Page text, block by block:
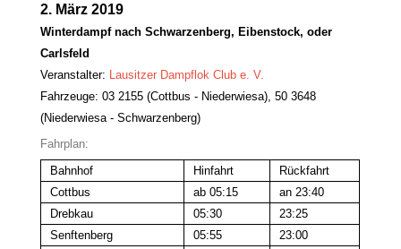
2. März 2019
Winterdampf nach Schwarzenberg, Eibenstock, oder
Carlsfeld
Veranstalter: Lausitzer Dampflok Club e. V.
Fahrzeuge: 03 2155 (Cottbus - Niederwiesa), 50 3648
(Niederwiesa - Schwarzenberg)
Fahrplan:
Bahnhof
Hinfahrt
Rückfahrt
Cottbus
ab 05:15
an 23:40
Drebkau
05:30
23:25
Senftenberg
05:55
23:00